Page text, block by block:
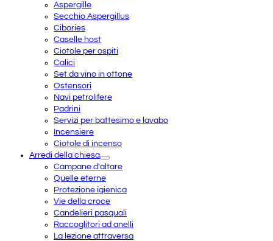
Aspergille
Secchio Aspergillus
Cibories
Caselle host
Ciotole per ospiti
Calici
Set da vino in ottone
Ostensori
Navi petrolifere
Padrini
Servizi per battesimo e lavabo
Incensiere
Ciotole di incenso
Arredi della chiesa
Campane d'altare
Quelle eterne
Protezione igienica
Vie della croce
Candelieri pasquali
Raccoglitori ad anelli
La lezione attraversa